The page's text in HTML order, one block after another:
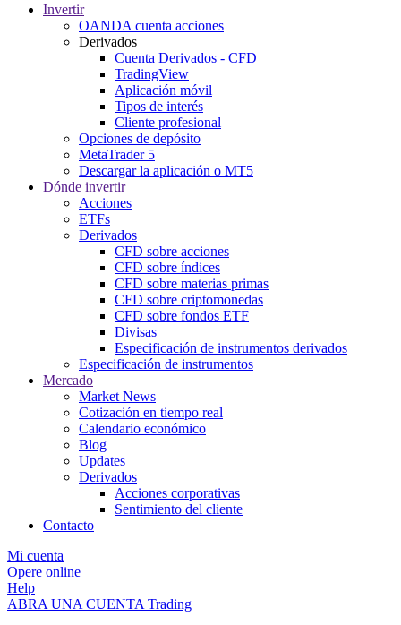
Invertir
OANDA cuenta acciones
Derivados
Cuenta Derivados - CFD
TradingView
Aplicación móvil
Tipos de interés
Cliente profesional
Opciones de depósito
MetaTrader 5
Descargar la aplicación o MT5
Dónde invertir
Acciones
ETFs
Derivados
CFD sobre acciones
CFD sobre índices
CFD sobre materias primas
CFD sobre criptomonedas
CFD sobre fondos ETF
Divisas
Especificación de instrumentos derivados
Especificación de instrumentos
Mercado
Market News
Cotización en tiempo real
Calendario económico
Blog
Updates
Derivados
Acciones corporativas
Sentimiento del cliente
Contacto
Mi cuenta
Opere online
Help
ABRA UNA CUENTA Trading